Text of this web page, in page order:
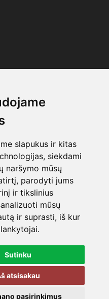
slapukus ir kitas
siekdami
naršymo mūsų
parodyti jums
ir tikslinius
mūsų
ir suprasti, iš kur
Sutinku
atsisakau
pasirinkimus